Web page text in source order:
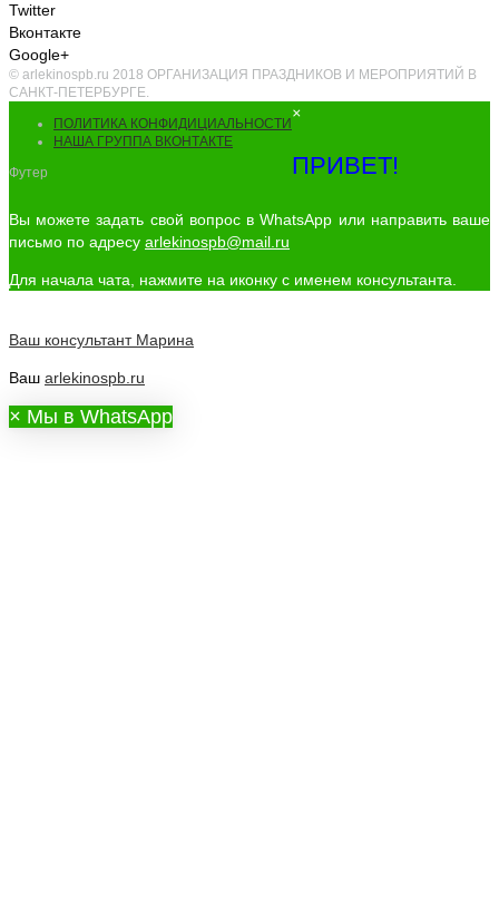
Twitter
Вконтакте
Google+
© arlekinospb.ru 2018 ОРГАНИЗАЦИЯ ПРАЗДНИКОВ И МЕРОПРИЯТИЙ В
САНКТ-ПЕТЕРБУРГЕ.
ПОЛИТИКА КОНФИДИЦИАЛЬНОСТИ
НАША ГРУППА ВКОНТАКТЕ
Футер
×
ПРИВЕТ!
Вы можете задать свой вопрос в WhatsApp или направить ваше
письмо по адресу arlekinospb@mail.ru
Для начала чата, нажмите на иконку с именем консультанта.
Ваш консультант Марина
Ваш arlekinospb.ru
× Мы в WhatsApp